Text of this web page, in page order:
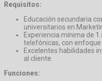
Requisitos:
Educación secundaria
universitarios en
Experiencia mínima de
telefónicas, con
Excelentes habilidades
al cliente.
Funciones: